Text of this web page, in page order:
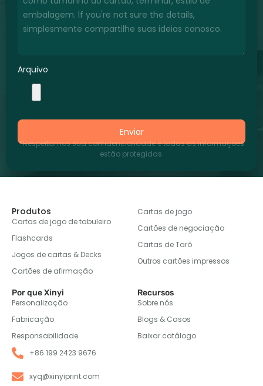
Arquivo
Enviar
*Respeitamos sua confidencialidade e todas as informações
estão protegidas.
Produtos
Cartas de jogo de tabuleiro
Flashcards
Jogos de cartas & Decks
Cartões de afirmação
Cartas de jogo
Cartões de negociação
Cartas de Tarô
Outros cartões impressos
Por que Xinyi
Personalização
Fabricação
Responsabilidade
Recursos
Sobre nós
Blogs & Casos
Baixar catálogo
+86 199 2423 9676
xyq@xinyiprint.com